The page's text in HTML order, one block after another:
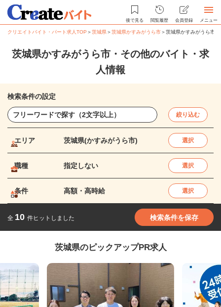
後で見る 閲覧履歴 会員登録 メニュー
クリエイトバイト・パート求人TOP ＞茨城県＞茨城県かすみがうら市＞茨城県かすみがうら市
茨城県かすみがうら市・その他のバイト・求
人情報
検索条件の設定
絞り込む
エリア 茨城県(かすみがうら市) 選択
職種 指定しない 選択
条件 高額・高時給 選択
全 10 件ヒットしました 検索条件を保存
茨城県のピックアップPR求人